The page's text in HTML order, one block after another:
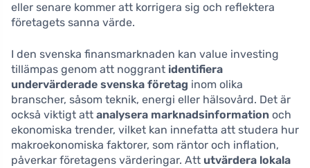
eller senare kommer att korrigera sig och reflektera
företagets sanna värde.
I den svenska finansmarknaden kan value investing
tillämpas genom att noggrant identifiera
undervärderade svenska företag inom olika
branscher, såsom teknik, energi eller hälsovård. Det är
också viktigt att analysera marknadsinformation och
ekonomiska trender, vilket kan innefatta att studera hur
makroekonomiska faktorer, som räntor och inflation,
påverkar företagens värderingar. Att utvärdera lokala